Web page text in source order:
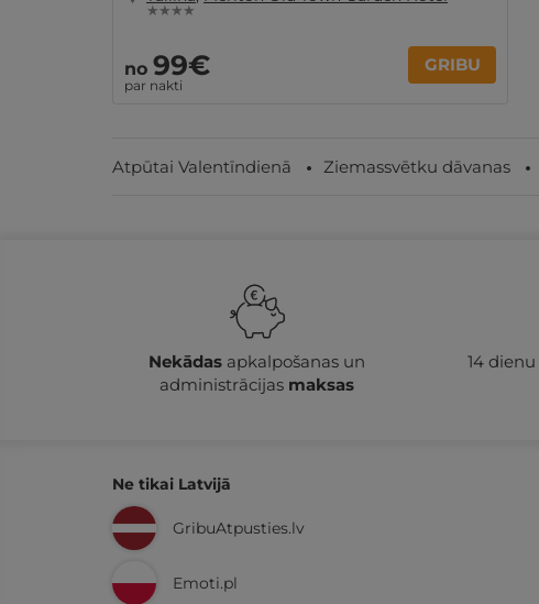
★ ★ ★ ★
no 99€
par nakti
GRIBU
Atpūtai Valentīndienā Ziemassvētku dāvanas
Nekādasapkalpošanas un
administrācijas maksas
14 dienu
Ne tikai Latvijā
GribuAtpusties.lv
Emoti.pl